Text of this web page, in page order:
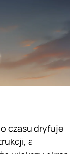
czasu dryfuje
a